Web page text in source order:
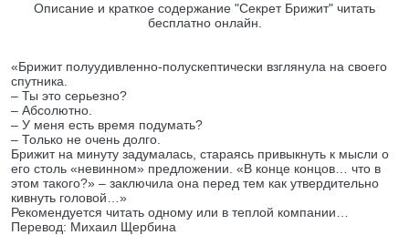
Описание и краткое содержание "Секрет Брижит" читать
бесплатно онлайн.
«Брижит полуудивленно-полускептически взглянула на своего
спутника.
– Ты это серьезно?
– Абсолютно.
– У меня есть время подумать?
– Только не очень долго.
Брижит на минуту задумалась, стараясь привыкнуть к мысли о
его столь «невинном» предложении. «В конце концов… что в
этом такого?» – заключила она перед тем как утвердительно
кивнуть головой…»
Рекомендуется читать одному или в теплой компании…
Перевод: Михаил Щербина